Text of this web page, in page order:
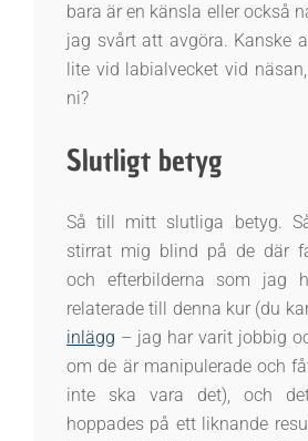
bara är en känsla eller också
jag svårt att avgöra. Kanske
lite vid labialvecket vid
ni?
Slutligt betyg
Så till mitt slutliga betyg.
stirrat mig blind på de där
och efterbilderna som jag
relaterade till denna kur (du
inlägg – jag har varit jobbig
om de är manipulerade och
inte ska vara det), och
hoppades på ett liknande